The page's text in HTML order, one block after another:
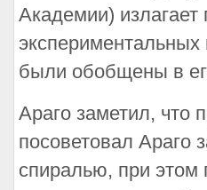
Академии)
экспериментальных
были обобщены в
Араго заметил, что
посоветовал Араго
спиралью, при этом